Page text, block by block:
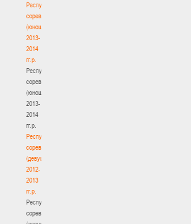
Республиканские
соревнования
(юноши)
2013-
2014
гг.р.
Республиканские
соревнования
(юноши)
2013-
2014
гг.р.
Республиканские
соревнования
(девушки)
2012-
2013
гг.р.
Республиканские
соревнования